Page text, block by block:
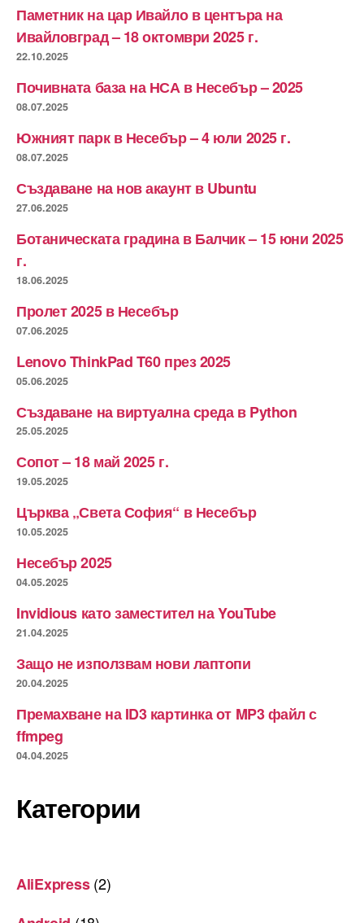
Паметник на цар Ивайло в центъра на
Ивайловград – 18 октомври 2025 г.
22.10.2025
Почивната база на НСА в Несебър – 2025
08.07.2025
Южният парк в Несебър – 4 юли 2025 г.
08.07.2025
Създаване на нов акаунт в Ubuntu
27.06.2025
Ботаническата градина в Балчик – 15 юни 2025
г.
18.06.2025
Пролет 2025 в Несебър
07.06.2025
Lenovo ThinkPad T60 през 2025
05.06.2025
Създаване на виртуална среда в Python
25.05.2025
Сопот – 18 май 2025 г.
19.05.2025
Църква „Света София“ в Несебър
10.05.2025
Несебър 2025
04.05.2025
Invidious като заместител на YouTube
21.04.2025
Защо не използвам нови лаптопи
20.04.2025
Премахване на ID3 картинка от MP3 файл с
ffmpeg
04.04.2025
Категории
AliExpress(2)